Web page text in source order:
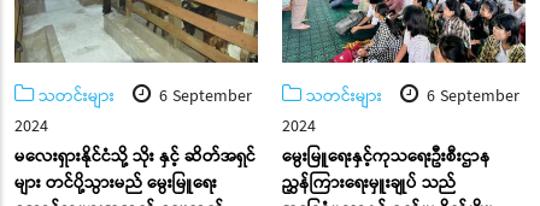
သတင်းများ
6 September
2024
မလေးရှားနိုင်ငံသို့ သိုး နှင့် ဆိတ်အရှင်
များ တင်ပို့သွားမည် မွေးမြူရေး
သတင်းများ
6 September
2024
မွေးမြူရေးနှင့်ကုသရေးဦးစီးဌာန
ညွှန်ကြားရေးမှူးချုပ် သည်